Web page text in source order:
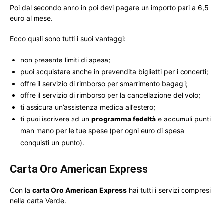
Poi dal secondo anno in poi devi pagare un importo pari a 6,5
euro al mese.
Ecco quali sono tutti i suoi vantaggi:
non presenta limiti di spesa;
puoi acquistare anche in prevendita biglietti per i concerti;
offre il servizio di rimborso per smarrimento bagagli;
offre il servizio di rimborso per la cancellazione del volo;
ti assicura un’assistenza medica all’estero;
ti puoi iscrivere ad un programma fedeltà e accumuli punti
man mano per le tue spese (per ogni euro di spesa
conquisti un punto).
Carta Oro American Express
Con la carta Oro American Express hai tutti i servizi compresi
nella carta Verde.